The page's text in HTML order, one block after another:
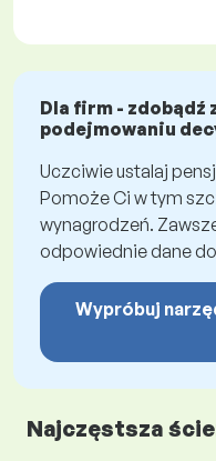
Dla firm - zdobądź
podejmowaniu
Uczciwie ustalaj
Pomoże Ci w tym
wynagrodzeń.
odpowiednie dane
Wypróbuj
Najczęstsza